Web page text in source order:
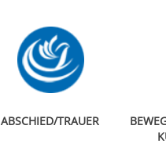
ABSCHIED/TRAUER